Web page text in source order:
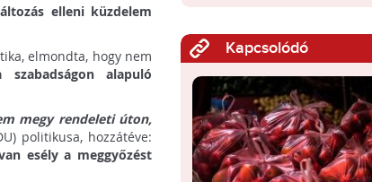
elleni küzdelem
elmondta, hogy nem
szabadságon alapuló
megy rendeleti úton,
politikusa, hozzátéve:
esély a meggyőzést
Kapcsolódó